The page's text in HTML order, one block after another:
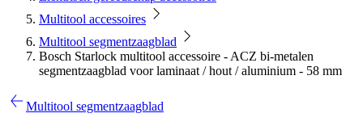
Multitool accessoires
Multitool segmentzaagblad
Bosch Starlock multitool accessoire - ACZ bi-metalen
segmentzaagblad voor laminaat / hout / aluminium - 58 mm
Multitool segmentzaagblad